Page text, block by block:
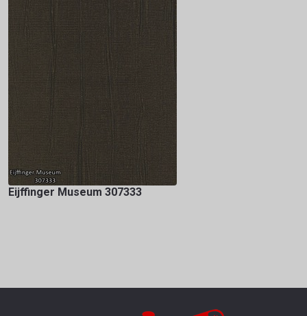
Eijffinger Museum 307333